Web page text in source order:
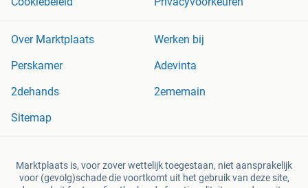
Over Marktplaats
Werken bij
Perskamer
Adevinta
2dehands
2ememain
Sitemap
Marktplaats is, voor zover wettelijk toegestaan, niet aansprakelijk
voor (gevolg)schade die voortkomt uit het gebruik van deze site,